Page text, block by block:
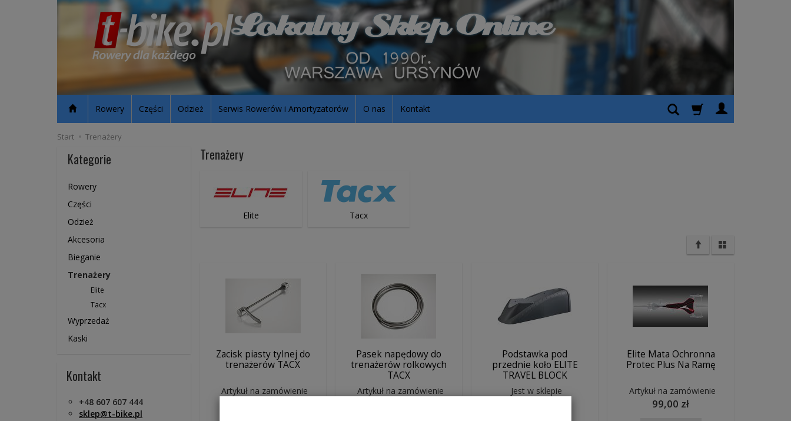
Rowery Części Odzież Serwis Rowerów i Amortyzatorów O nas Kontakt
Start Trenażery
Trenażery
Elite Tacx
Zacisk piasty tylnej do
trenażerów TACX
Artykuł na zamówienie
Pasek napędowy do
trenażerów rolkowych
TACX
Artykuł na zamówienie
Podstawka pod
przednie koło ELITE
TRAVEL BLOCK
Jest w sklepie
Elite Mata Ochronna
Protec Plus Na Ramę
Artykuł na zamówienie
99,00 zł
Kategorie
Rowery
Części
Odzież
Akcesoria
Bieganie
Trenażery
Elite
Tacx
Wyprzedaż
Kaski
Kontakt
+48 607 607 444
sklep@t-bike.pl